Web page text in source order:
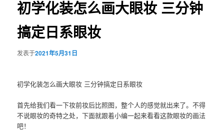
初学化装怎么画大眼妆 三分钟
搞定日系眼妆
发表于2021年5月31日
初学化装怎么画大眼妆 三分钟搞定日系眼妆
首先给我们看一下妆前妆后比照图，整个人的感觉就出来了。不得
不说眼妆的奇特之处，下面就跟着小编一起来看看这款眼妆的画法
吧！